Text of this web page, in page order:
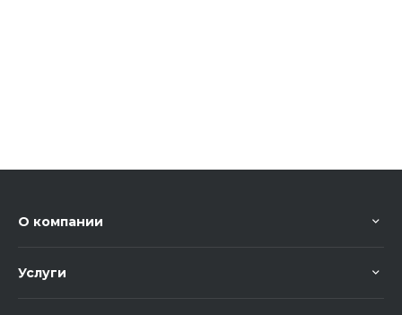
О компании
Услуги